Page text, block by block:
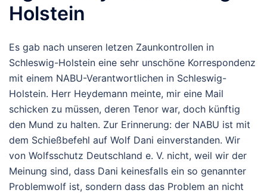
Holstein
Es gab nach unseren letzen Zaunkontrollen in
Schleswig-Holstein eine sehr unschöne Korrespondenz
mit einem NABU-Verantwortlichen in Schleswig-
Holstein. Herr Heydemann meinte, mir eine Mail
schicken zu müssen, deren Tenor war, doch künftig
den Mund zu halten. Zur Erinnerung: der NABU ist mit
dem Schießbefehl auf Wolf Dani einverstanden. Wir
von Wolfsschutz Deutschland e. V. nicht, weil wir der
Meinung sind, dass Dani keinesfalls ein so genannter
Problemwolf ist, sondern dass das Problem an nicht